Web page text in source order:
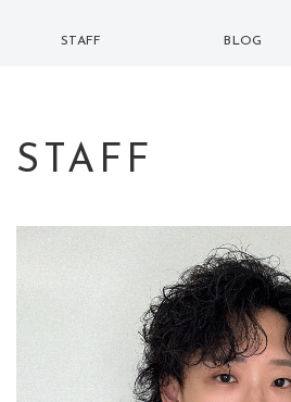
トップ メニュー
STAFF BLOG
STAFF